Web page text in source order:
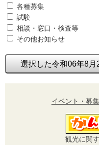
各種募集
試験
相談・窓口・検査等
その他お知らせ
選択した令和06年8
イベント・募
観光に関